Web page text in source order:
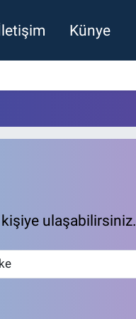
Künye
ulaşabilirsiniz.